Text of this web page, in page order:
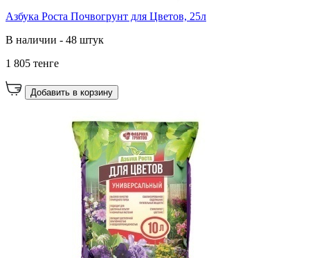
Азбука Роста Почвогрунт для Цветов, 25л
В наличии - 48 штук
1 805 тенге
Добавить в корзину